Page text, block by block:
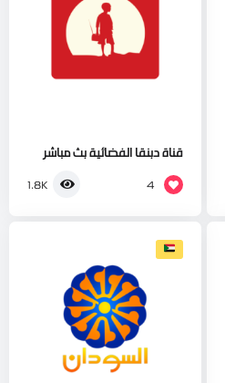
قناة دبنقا الفضائية بث مباشر
4
1.8K